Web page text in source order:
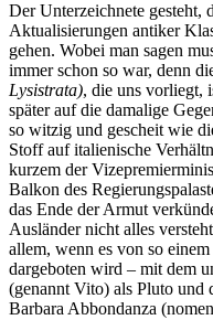
Der Unterzeichnete gesteht,
Aktualisierungen antiker
gehen. Wobei man sagen
immer schon so war, denn
Lysistrata), die uns vorliegt,
später auf die damalige
so witzig und gescheit wie
Stoff auf italienische
kurzem der
Balkon des
das Ende der Armut
Ausländer nicht alles
allem, wenn es von so
dargeboten wird – mit dem
(genannt Vito) als Pluto und
Barbara Abbondanza